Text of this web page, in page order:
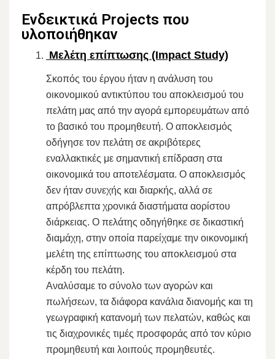
Ενδεικτικά Projects που
υλοποιήθηκαν
Μελέτη επίπτωσης (Impact Study)
Σκοπός του έργου ήταν η ανάλυση του
οικονομικού αντικτύπου του αποκλεισμού του
πελάτη μας από την αγορά εμπορευμάτων από
το βασικό του προμηθευτή. Ο αποκλεισμός
οδήγησε τον πελάτη σε ακριβότερες
εναλλακτικές με σημαντική επίδραση στα
οικονομικά του αποτελέσματα. Ο αποκλεισμός
δεν ήταν συνεχής και διαρκής, αλλά σε
απρόβλεπτα χρονικά διαστήματα αορίστου
διάρκειας. Ο πελάτης οδηγήθηκε σε δικαστική
διαμάχη, στην οποία παρείχαμε την οικονομική
μελέτη της επίπτωσης του αποκλεισμού στα
κέρδη του πελάτη.
Αναλύσαμε το σύνολο των αγορών και
πωλήσεων, τα διάφορα κανάλια διανομής και τη
γεωγραφική κατανομή των πελατών, καθώς και
τις διαχρονικές τιμές προσφοράς από τον κύριο
προμηθευτή και λοιπούς προμηθευτές.